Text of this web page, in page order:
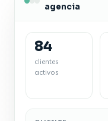
agencia
84
clientes
activos